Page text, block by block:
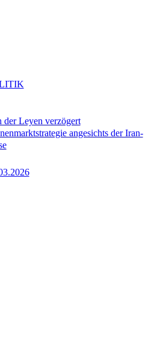
der Leyen verzögert
angesichts der Iran-